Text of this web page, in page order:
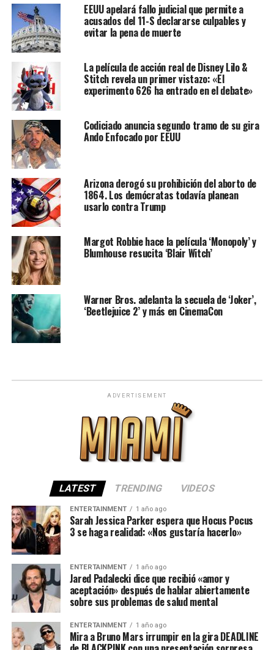
EEUU apelará fallo judicial que permite a
acusados ​​del 11-S declararse culpables y
evitar la pena de muerte
La película de acción real de Disney Lilo &
Stitch revela un primer vistazo: «El
experimento 626 ha entrado en el debate»
Codiciado anuncia segundo tramo de su gira
Ando Enfocado por EEUU
Arizona derogó su prohibición del aborto de
1864. Los demócratas todavía planean
usarlo contra Trump
Margot Robbie hace la película ‘Monopoly’ y
Blumhouse resucita ‘Blair Witch’
Warner Bros. adelanta la secuela de ‘Joker’,
‘Beetlejuice 2’ y más en CinemaCon
ADVERTISEMENT
LATEST TRENDING VIDEOS
ENTERTAINMENT 1 año ago
Sarah Jessica Parker espera que Hocus Pocus
3 se haga realidad: «Nos gustaría hacerlo»
ENTERTAINMENT 1 año ago
Jared Padalecki dice que recibió «amor y
aceptación» después de hablar abiertamente
sobre sus problemas de salud mental
ENTERTAINMENT 1 año ago
Mira a Bruno Mars irrumpir en la gira DEADLINE